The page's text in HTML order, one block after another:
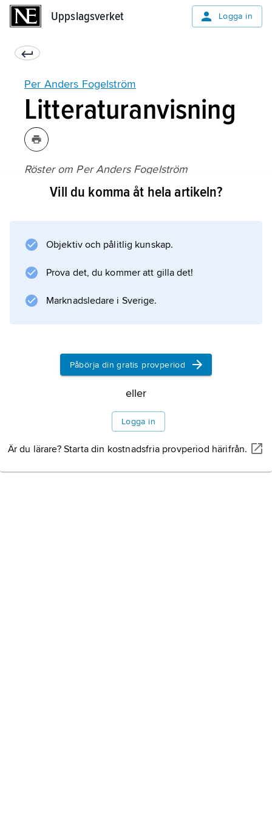
Uppslagsverket Logga in
Per Anders Fogelström
Litteraturanvisning
Röster om Per Anders Fogelström
(1997);
Information om artikeln
Vill du komma åt hela artikeln?
Objektiv och pålitlig kunskap.
Prova det, du kommer att gilla det!
Marknadsledare i Sverige.
Påbörja din gratis provperiod
eller
Logga in
Är du lärare? Starta din kostnadsfria provperiod härifrån.